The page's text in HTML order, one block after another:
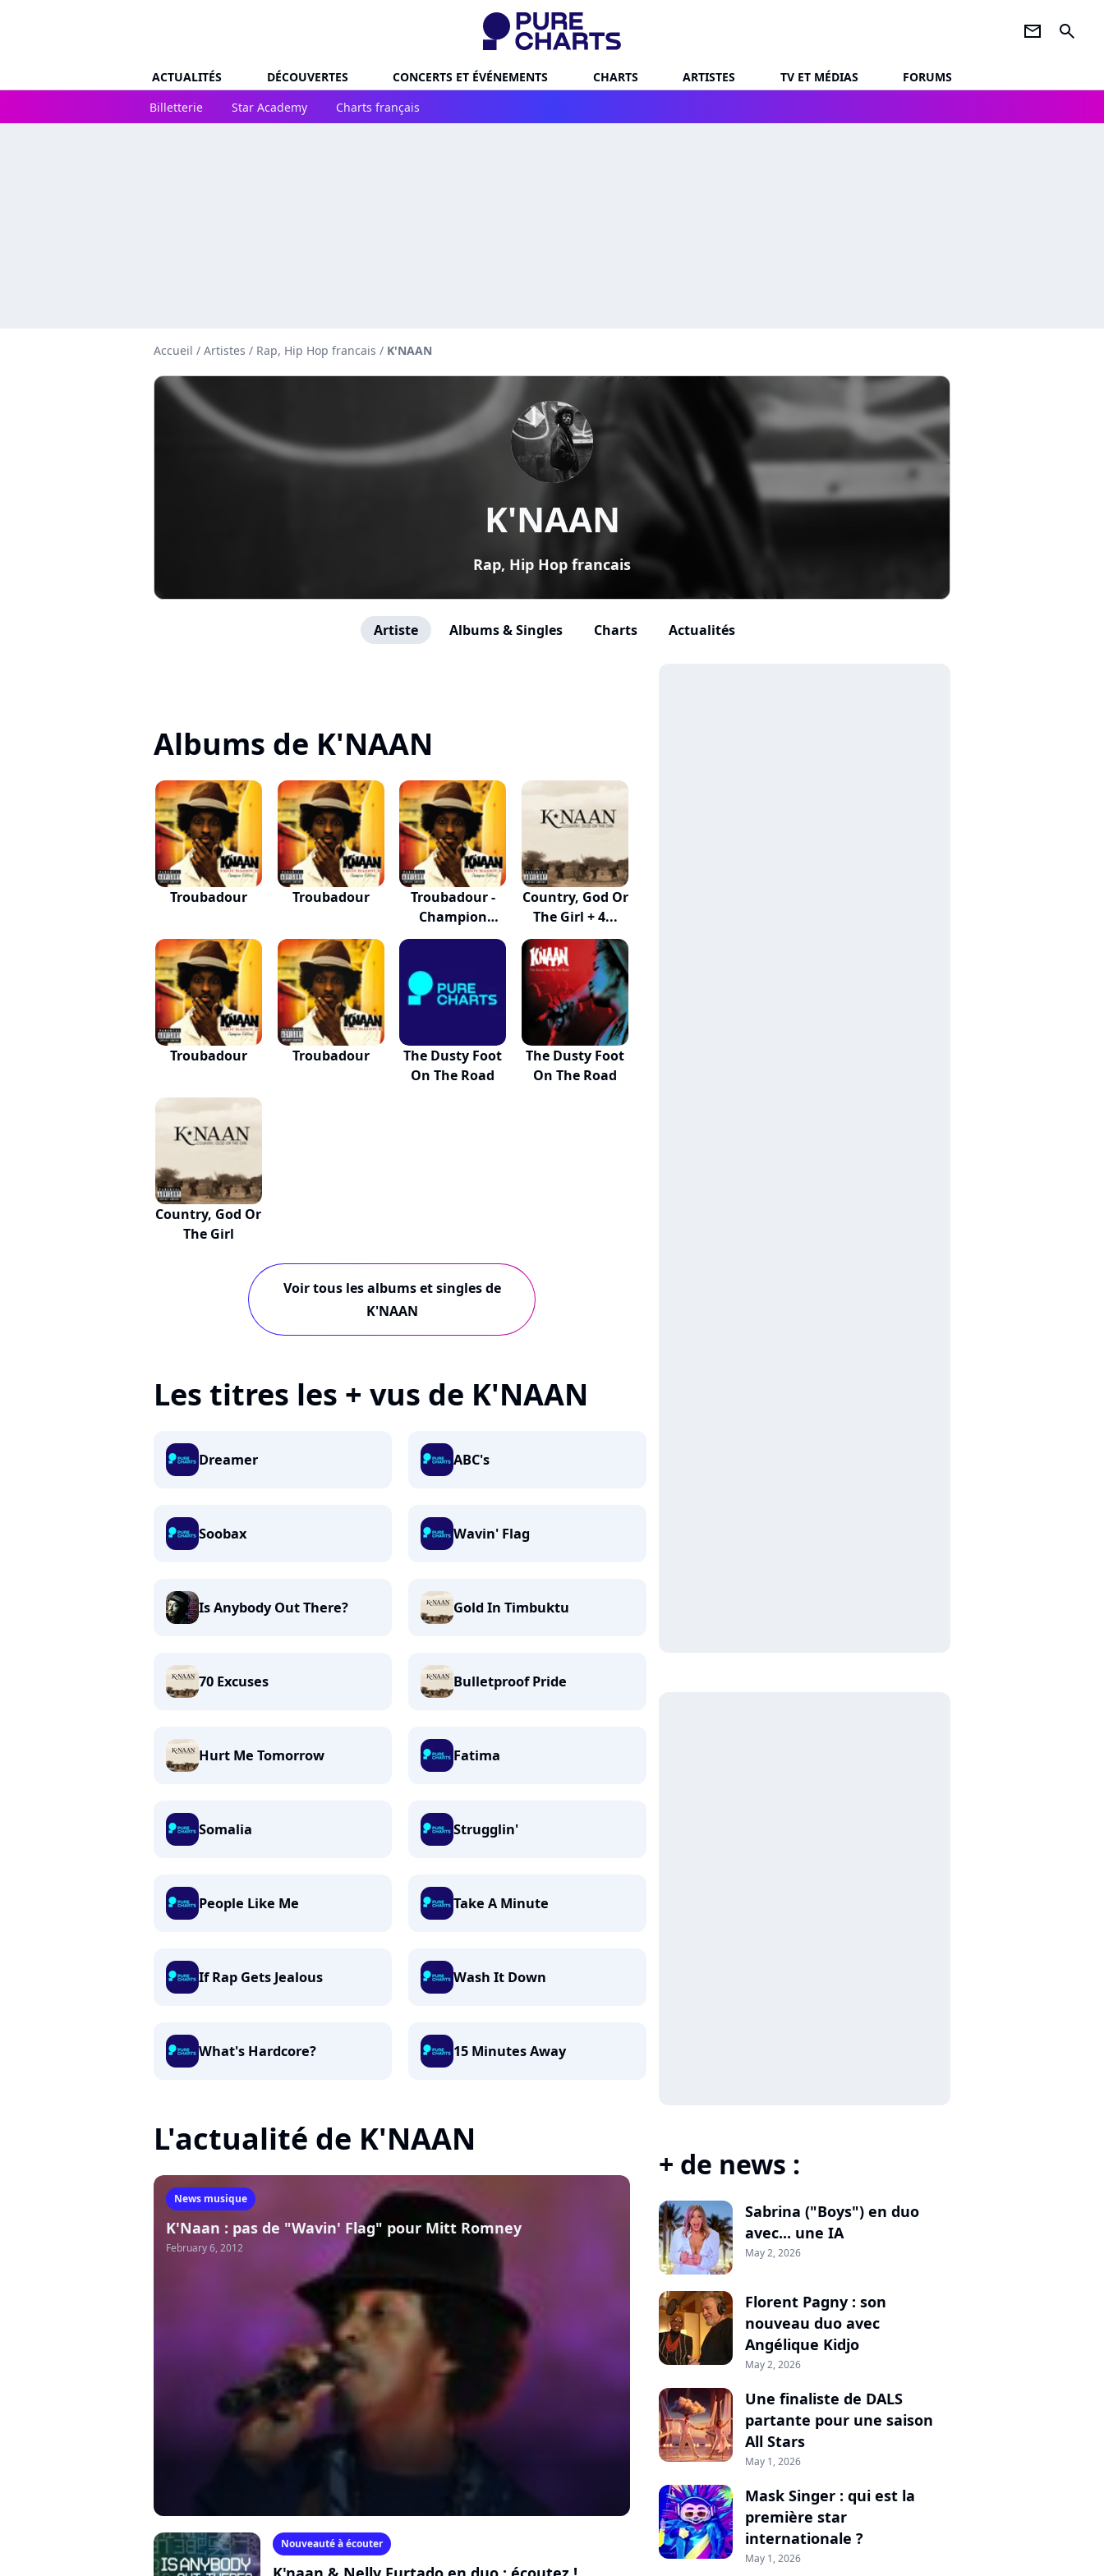
newsletter search
ACTUALITÉS DÉCOUVERTES CONCERTS ET ÉVÉNEMENTS CHARTS ARTISTES TV ET MÉDIAS
FORUMS
Billetterie
Star Academy Charts français
Accueil / Artistes / Rap, Hip Hop francais / K'NAAN
K'NAAN
Rap, Hip Hop francais
Artiste Albums & Singles Charts Actualités
Albums de K'NAAN
Troubadour Troubadour
Troubadour -
Champion
Edition
Country, God Or
The Girl + 4...
Troubadour Troubadour
The Dusty Foot
On The Road
The Dusty Foot
On The Road
Country, God Or
The Girl
Voir tous les albums et singles de
K'NAAN
Les titres les + vus de K'NAAN
Dreamer ABC's
Soobax Wavin' Flag
Is Anybody Out There? Gold In Timbuktu
70 Excuses Bulletproof Pride
Hurt Me Tomorrow Fatima
Somalia Strugglin'
People Like Me Take A Minute
If Rap Gets Jealous Wash It Down
What's Hardcore? 15 Minutes Away
L'actualité de K'NAAN
News musique
K'Naan : pas de "Wavin' Flag" pour Mitt Romney
February 6, 2012
Nouveauté à écouter
+ de news :
Sabrina ("Boys") en duo
avec... une IA
May 2, 2026
Florent Pagny : son
nouveau duo avec
Angélique Kidjo
May 2, 2026
Une finaliste de DALS
partante pour une saison
All Stars
May 1, 2026
Mask Singer : qui est la
première star
internationale ?
May 1, 2026